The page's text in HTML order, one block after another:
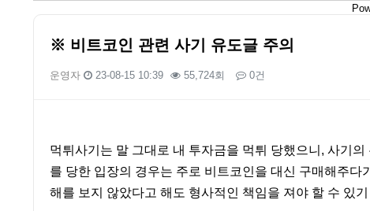
※ 비트코인 관련 사기 유도글 주의
운영자 23-08-15 10:39 55,724회 0건
먹튀사기는 말 그대로 내 투자금을 먹튀 당했으니, 사기
를 당한 입장의 경우는 주로 비트코인을 대신 구매해주
해를 보지 않았다고 해도 형사적인 책임을 져야 할 수 있